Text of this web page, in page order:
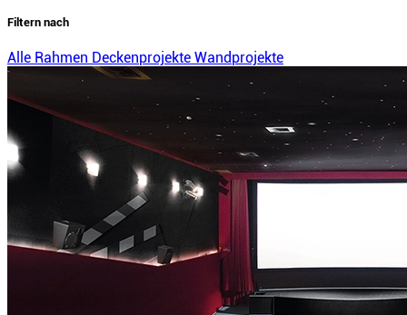
Filtern nach
Alle Rahmen Deckenprojekte Wandprojekte